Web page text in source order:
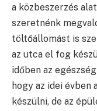
a közbeszerzés
szeretnénk
töltőállomást is
az utca el fog
időben az
hogy az idei
készülni, de az